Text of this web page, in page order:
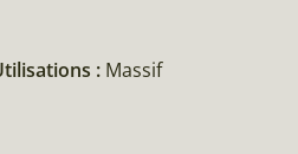
: Massif